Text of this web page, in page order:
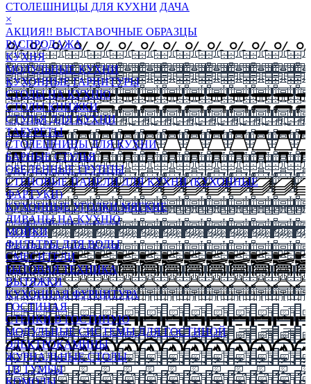
СТОЛЕШНИЦЫ ДЛЯ КУХНИ ДАЧА
×
АКЦИЯ!! ВЫСТАВОЧНЫЕ ОБРАЗЦЫ
РАСПРОДАЖА
КУХНЯ
МОДУЛЬНЫЕ КУХНИ
КУХОННЫЕ ГАРНИТУРЫ
СТОЛЫ НА КУХНЮ
СТОЛЫ КНИЖКИ
СТУЛЬЯ ДЛЯ КУХНИ
ТАБУРЕТЫ
СТОЛЕШНИЦЫ ДЛЯ КУХНИ
БАРНЫЕ СТУЛЬЯ
ОБЕДЕННЫЕ ГРУППЫ
СТЕНОВЫЕ ПАНЕЛИ ДЛЯ КУХНИ (КУХОННЫЕ
ФАРТУКИ)
КУХОННЫЕ УГОЛКИ МЯГКИЕ
ДИВАНЫ НА КУХНЮ
МОЙКИ
ФИЛЬТРЫ ДЛЯ ВОДЫ
СМЕСИТЕЛИ
БЫТОВАЯ ТЕХНИКА
ВЫТЯЖКИ
КУХОННАЯ ФУРНИТУРА
ГОСТИНАЯ
СТЕНКИ В ГОСТИНУЮ
МОДУЛЬНЫЕ СИСТЕМЫ ДЛЯ ГОСТИНОЙ
ЭЛЕКТРОКАМИНЫ
ЖУРНАЛЬНЫЕ СТОЛЫ
ТВ ТУМБЫ